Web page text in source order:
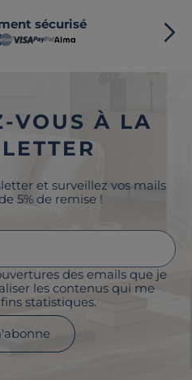
sécurisé
VOUS À LA
et surveillez vos mails
5% de remise !
des emails que je
les contenus qui me
statistiques.